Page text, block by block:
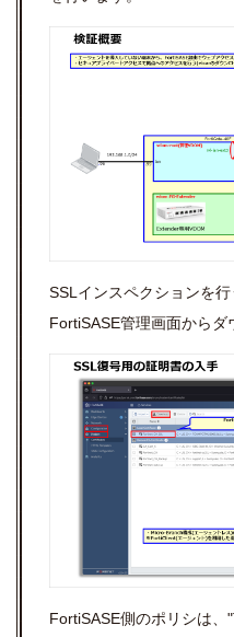
SSLインスペクションを
FortiSASE管理画面からダ
FortiSASE側のポリシは、